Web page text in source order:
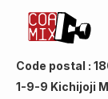
Code postal :
1-9-9 Kichijoji